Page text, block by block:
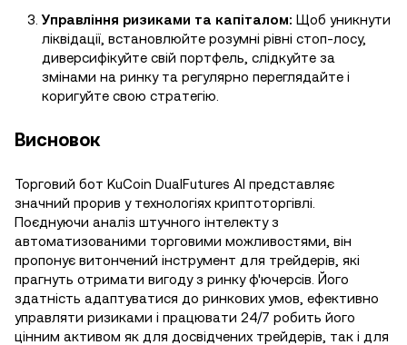
Управління ризиками та капіталом: Щоб уникнути
ліквідації, встановлюйте розумні рівні стоп-лосу,
диверсифікуйте свій портфель, слідкуйте за
змінами на ринку та регулярно переглядайте і
коригуйте свою стратегію.
Висновок
Торговий бот KuCoin DualFutures AI представляє
значний прорив у технологіях криптоторгівлі.
Поєднуючи аналіз штучного інтелекту з
автоматизованими торговими можливостями, він
пропонує витончений інструмент для трейдерів, які
прагнуть отримати вигоду з ринку ф'ючерсів. Його
здатність адаптуватися до ринкових умов, ефективно
управляти ризиками і працювати 24/7 робить його
цінним активом як для досвідчених трейдерів, так і для